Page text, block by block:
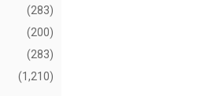
(283)
(200)
(283)
(1,210)